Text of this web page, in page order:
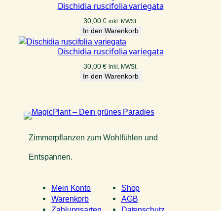
Dischidia ruscifolia variegata
30,00€ inkl. MWSt.
In den Warenkorb
Dischidia ruscifolia variegata
30,00€ inkl. MWSt.
In den Warenkorb
Zimmerpflanzen zum Wohlfühlen und
Entspannen.
Mein Konto
Warenkorb
Shop
AGB